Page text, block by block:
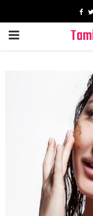
PRIMARY